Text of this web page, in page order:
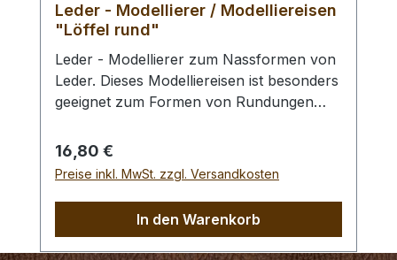
Leder - Modellierer / Modelliereisen
"Löffel rund"
Leder - Modellierer zum Nassformen von
Leder. Dieses Modelliereisen ist besonders
geeignet zum Formen von Rundungen
Kanten. Beide Seiten des Modelliereisens
sind löffelförmig mit runder Spitze (groß /
klein). Ebenfalls sehr gut geeignet zum
(Schablonen) auf das Leder.
Regulärer Preis:
16,80 €
Preise inkl. MwSt. zzgl. Versandkosten
In den Warenkorb